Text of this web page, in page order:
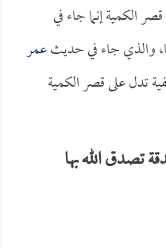
الكمية إنما جاء في
والذي جاء في حديثعمر
تدل على قصر الكمية
تصدق الله بها